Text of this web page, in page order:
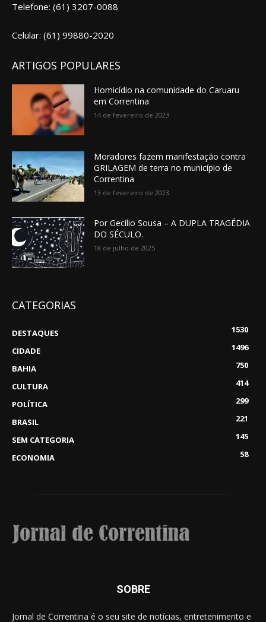
Telefone: (61) 3207-0088
Celular: (61) 99880-2020
ARTIGOS POPULARES
Homicídio na comunidade do Caruaru
em Correntina
14 de fevereiro de 2023
Moradores fazem manifestação contra
GRILAGEM de terra no município de
Correntina
13 de fevereiro de 2023
Por Gecílio Sousa – A DUPLA TRAGÉDIA
DO SÉCULO.
18 de julho de 2025
CATEGORIAS
DESTAQUES
1530
CIDADE
1496
BAHIA
750
CULTURA
414
POLÍTICA
299
BRASIL
221
SEM CATEGORIA
145
ECONOMIA
58
SOBRE
Jornal de Correntina é o seu site de notícias, entretenimento e